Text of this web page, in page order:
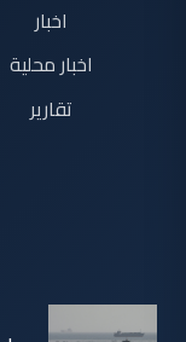
اخبار
اخبار محلية
تقارير